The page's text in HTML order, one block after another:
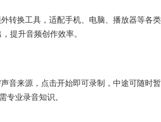
转换工具，适配手机、电脑、播放器等各类
提升音频创作效率。
音来源，点击开始即可录制，中途可随时暂
专业录音知识。